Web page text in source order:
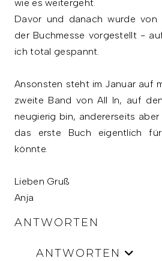
wie es weitergeht.
Davor und danach wurde
der Buchmesse vorgestellt -
ich total gespannt.
Ansonsten steht im Januar auf
zweite Band von All In, auf
neugierig bin, andererseits
das erste Buch eigentlich
könnte.
Lieben Gruß
Anja
ANTWORTEN
ANTWORTEN